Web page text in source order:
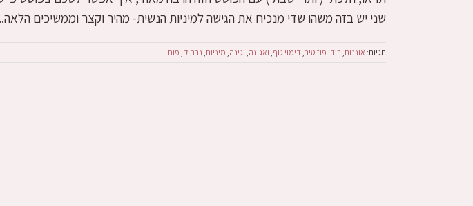
שני יש בזה משהו שדי מנכיח את הגישה למיניות הנשית- מהיר וקצר וממשיכים
תגיות: אוננות,בודי פוזיטיב, דימוי גוף, ואגינה, וגינה, מיניות, נרתיק, פות